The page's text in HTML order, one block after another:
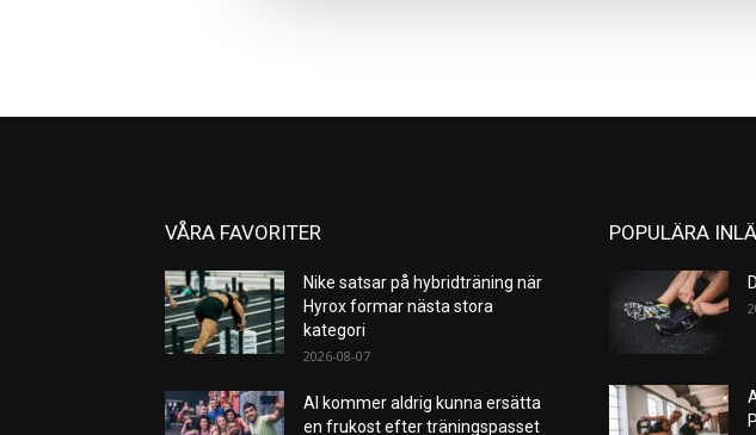
VÅRA FAVORITER
Nike satsar på hybridträning när
Hyrox formar nästa stora
kategori
2026-08-07
AI kommer aldrig kunna ersätta
en frukost efter träningspasset
POPULÄRA